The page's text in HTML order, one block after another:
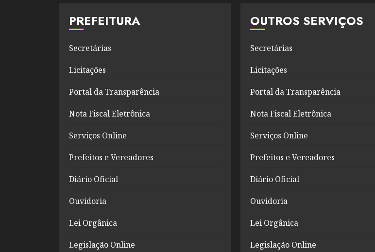
PREFEITURA
Secretárias
Licitações
Portal da Transparência
Nota Fiscal Eletrônica
Serviços Online
Prefeitos e Vereadores
Diário Oficial
Ouvidoria
Lei Orgânica
Legislação Online
OUTROS SERVIÇOS
Secretárias
Licitações
Portal da Transparência
Nota Fiscal Eletrônica
Serviços Online
Prefeitos e Vereadores
Diário Oficial
Ouvidoria
Lei Orgânica
Legislação Online